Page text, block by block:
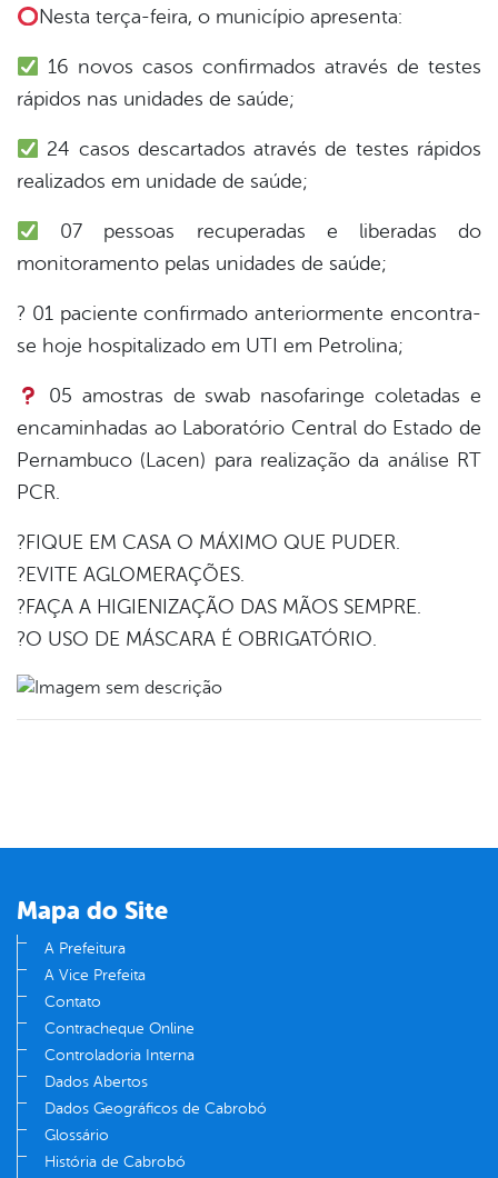
Nesta terça-feira, o município apresenta:
16 novos casos confirmados através de testes
rápidos nas unidades de saúde;
24 casos descartados através de testes rápidos
realizados em unidade de saúde;
07 pessoas recuperadas e liberadas do
monitoramento pelas unidades de saúde;
? 01 paciente confirmado anteriormente encontra-
se hoje hospitalizado em UTI em Petrolina;
05 amostras de swab nasofaringe coletadas e
encaminhadas ao Laboratório Central do Estado de
Pernambuco (Lacen) para realização da análise RT
PCR.
?FIQUE EM CASA O MÁXIMO QUE PUDER.
?EVITE AGLOMERAÇÕES.
?FAÇA A HIGIENIZAÇÃO DAS MÃOS SEMPRE.
?O USO DE MÁSCARA É OBRIGATÓRIO.
Mapa do Site
A Prefeitura
A Vice Prefeita
Contato
Contracheque Online
Controladoria Interna
Dados Abertos
Dados Geográficos de Cabrobó
Glossário
História de Cabrobó